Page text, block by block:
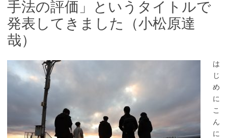
手法の評価」というタイトルで
発表してきました（小松原達
哉）
は
じ
め
に
こ
ん
に